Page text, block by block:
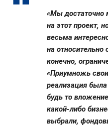
«Мы достаточно
на этот проект,
весьма
на относительно
конечно,
«Приумножь
реализация
будь то
какой-либо
выбрали,